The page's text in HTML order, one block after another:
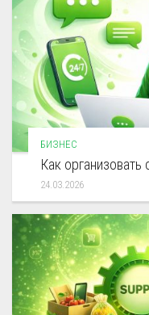
БИЗНЕС
Как
24.03.2026